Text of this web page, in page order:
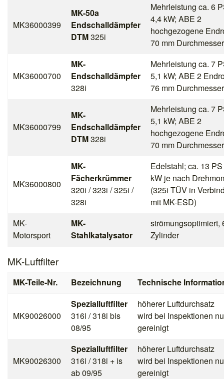
MK36000399
MK-50a
Endschalldämpfer
DTM325i
Mehrleistung ca. 6
4,4 kW; ABE 2
hochgezogene
70 mm Durchmesser
MK36000700
MK-
Endschalldämpfer
328i
Mehrleistung ca. 7
5,1 kW; ABE 2
76 mm Durchmesser
MK36000799
MK-
Endschalldämpfer
DTM328i
Mehrleistung ca. 7
5,1 kW; ABE 2
hochgezogene
70 mm Durchmesser
MK36000800
MK-
Fächerkrümmer
320i / 323i / 325i /
328i
Edelstahl; ca. 13
kW je nach
(325i TÜV in
mit MK-ESD)
MK-
Motorsport
MK-
Stahlkatalysator
strömungsoptimiert,
Zylinder
MK-Luftfilter
MK-Teile-Nr. Bezeichnung Technische
MK90026000
Spezialluftfilter
316i / 318i bis
08/95
höherer Luftdurchsatz
wird bei Inspektionen
gereinigt
MK90026300
Spezialluftfilter
316i / 318i + is
ab 09/95
höherer Luftdurchsatz
wird bei Inspektionen
gereinigt